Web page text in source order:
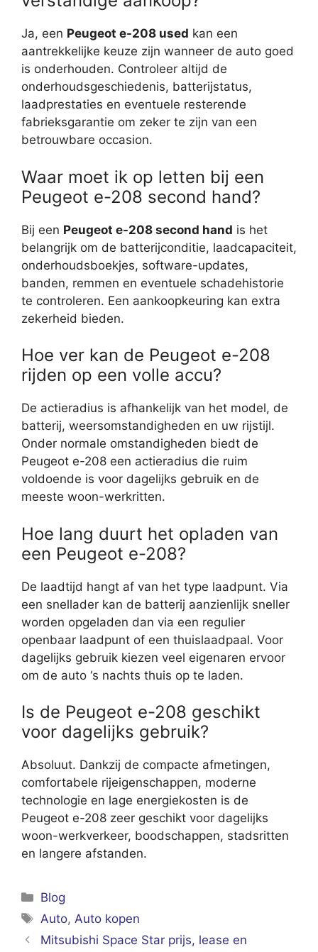
Ja, een Peugeot e-208 used kan een
aantrekkelijke keuze zijn wanneer de auto goed
is onderhouden. Controleer altijd de
onderhoudsgeschiedenis, batterijstatus,
laadprestaties en eventuele resterende
fabrieksgarantie om zeker te zijn van een
betrouwbare occasion.
Waar moet ik op letten bij een
Peugeot e-208 second hand?
Bij een Peugeot e-208 second hand is het
belangrijk om de batterijconditie, laadcapaciteit,
onderhoudsboekjes, software-updates,
banden, remmen en eventuele schadehistorie
te controleren. Een aankoopkeuring kan extra
zekerheid bieden.
Hoe ver kan de Peugeot e-208
rijden op een volle accu?
De actieradius is afhankelijk van het model, de
batterij, weersomstandigheden en uw rijstijl.
Onder normale omstandigheden biedt de
Peugeot e-208 een actieradius die ruim
voldoende is voor dagelijks gebruik en de
meeste woon-werkritten.
Hoe lang duurt het opladen van
een Peugeot e-208?
De laadtijd hangt af van het type laadpunt. Via
een snellader kan de batterij aanzienlijk sneller
worden opgeladen dan via een regulier
openbaar laadpunt of een thuislaadpaal. Voor
dagelijks gebruik kiezen veel eigenaren ervoor
om de auto ‘s nachts thuis op te laden.
Is de Peugeot e-208 geschikt
voor dagelijks gebruik?
Absoluut. Dankzij de compacte afmetingen,
comfortabele rijeigenschappen, moderne
technologie en lage energiekosten is de
Peugeot e-208 zeer geschikt voor dagelijks
woon-werkverkeer, boodschappen, stadsritten
en langere afstanden.
Categorieën
Blog
Tags
Auto,Auto kopen
Mitsubishi Space Star prijs, lease en